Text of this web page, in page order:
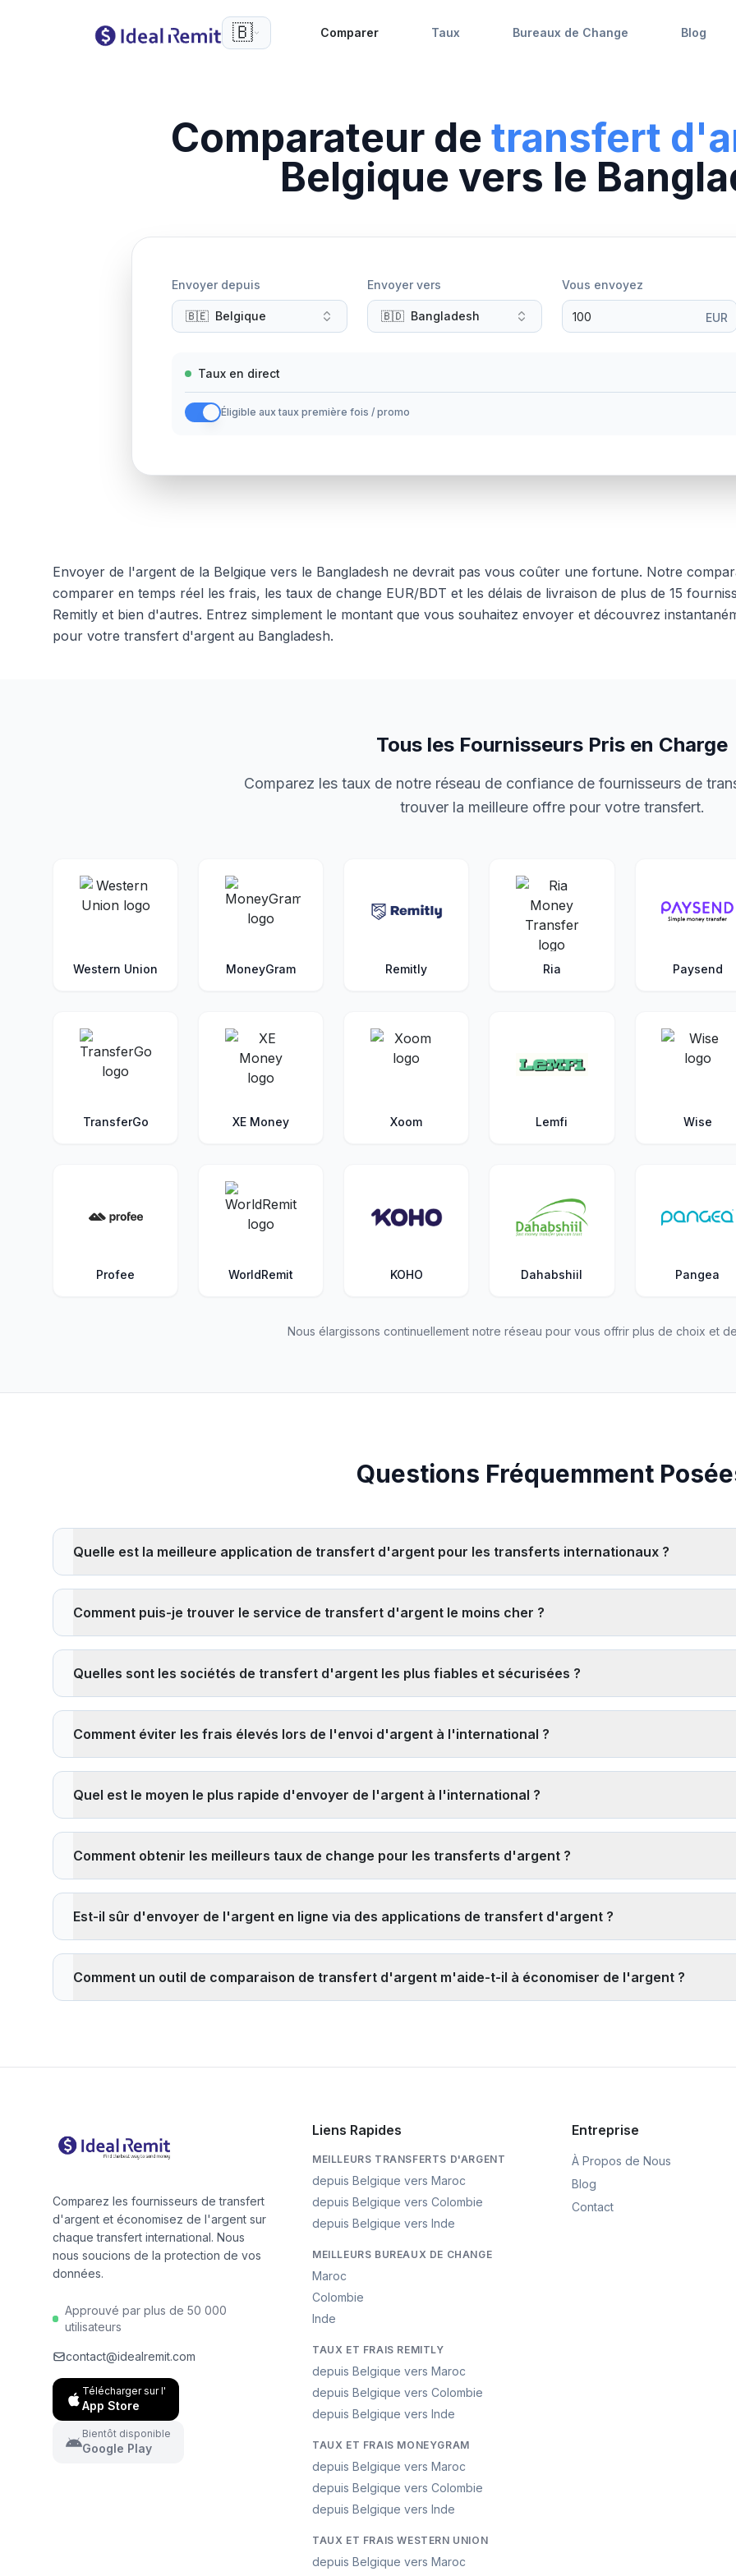
🇧🇪 Comparer Taux Bureaux de Change Blog
Comparateur de transfert
Belgique vers le
Envoyer depuis
🇧🇪 Belgique
Envoyer vers
🇧🇩 Bangladesh
Vous envoyez
EUR
Taux en direct
Éligible aux taux première fois / promo
Envoyer de l'argent de la Belgique vers le Bangladesh ne devrait pas vous coûter une fortune. Notre
comparer en temps réel les frais, les taux de change EUR/BDT et les délais de livraison de plus de 15
Remitly et bien d'autres. Entrez simplement le montant que vous souhaitez envoyer et découvrez
pour votre transfert d'argent au Bangladesh.
Tous les Fournisseurs Pris en Charge
Comparez les taux de notre réseau de confiance de fournisseurs de
trouver la meilleure offre pour votre transfert.
Western Union MoneyGram Remitly Ria Paysend
TransferGo XE Money Xoom Lemfi Wise
Profee WorldRemit KOHO Dahabshiil Pangea
Nous élargissons continuellement notre réseau pour vous offrir plus de choix et
Questions Fréquemment
Quelle est la meilleure application de transfert d'argent pour les transferts internationaux ?
meilleure option pour votre itinéraire et montant de transfert spécifiques.
Comment puis-je trouver le service de transfert d'argent le moins cher ?
services traditionnels. Calculez toujours le coût total incluant les frais et la majoration du taux de change.
Quelles sont les sociétés de transfert d'argent les plus fiables et sécurisées ?
les fournisseurs que nous comparons sont agréés et sécurisés.
Comment éviter les frais élevés lors de l'envoi d'argent à l'international ?
réduire les coûts par transaction, 5) Choisissez les virements bancaires plutôt que le retrait d'espèces lorsque c'est
aéroports et zones touristiques.
Quel est le moyen le plus rapide d'envoyer de l'argent à l'international ?
fournisseurs. Les virements bancaires prennent généralement 1 à 3 jours ouvrables mais peuvent offrir de meilleurs taux
Comment obtenir les meilleurs taux de change pour les transferts d'argent ?
transfert lorsque votre devise locale est forte, et 6) Utilisez notreoutil de comparaison en temps réel
Est-il sûr d'envoyer de l'argent en ligne via des applications de transfert d'argent ?
fournisseur est agréé, lisez les avis et n'envoyez jamais d'argent à des destinataires inconnus ou à des fins suspectes.
Comment un outil de comparaison de transfert d'argent m'aide-t-il à économiser de l'argent ?
Comparez les fournisseurs de transfert
d'argent et économisez de l'argent sur
chaque transfert international. Nous
nous soucions de la protection de vos
données.
Approuvé par plus de 50 000
utilisateurs
contact@idealremit.com
Télécharger sur l'
App Store
Bientôt disponible
Google Play
Liens Rapides
MEILLEURS TRANSFERTS D'ARGENT
depuis Belgique vers Maroc
depuis Belgique vers Colombie
depuis Belgique vers Inde
MEILLEURS BUREAUX DE CHANGE
Maroc
Colombie
Inde
TAUX ET FRAIS REMITLY
depuis Belgique vers Maroc
depuis Belgique vers Colombie
depuis Belgique vers Inde
TAUX ET FRAIS MONEYGRAM
depuis Belgique vers Maroc
depuis Belgique vers Colombie
depuis Belgique vers Inde
TAUX ET FRAIS WESTERN UNION
depuis Belgique vers Maroc
Entreprise
À Propos de Nous
Blog
Contact